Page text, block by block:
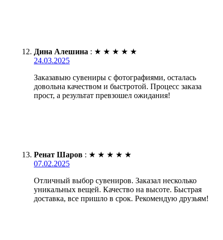
Дина Алешина : ★ ★ ★ ★ ★
24.03.2025
Заказавыю сувениры с фотографиями, осталась
довольна качеством и быстротой. Процесс заказа
прост, а результат превзошел ожидания!
Ренат Шаров : ★ ★ ★ ★ ★
07.02.2025
Отличный выбор сувениров. Заказал несколько
уникальных вещей. Качество на высоте. Быстрая
доставка, все пришло в срок. Рекомендую друзьям!